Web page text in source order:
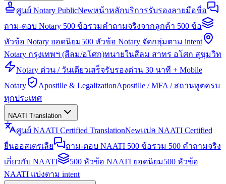
ศูนย์ Notary PublicNewหน้าหลักบริการรับรองลายมือชื่อ
ถาม-ตอบ Notary 500 ข้อรวมคำถามจริงจากลูกค้า 500 ข้อ
หัวข้อ Notary ยอดนิยม500 หัวข้อ Notary จัดกลุ่มตาม intent
Notary กรุงเทพฯ (สีลม/อโศก)ทนายในสีลม สาทร อโศก สุขุมวิท
Notary ด่วน / วันเดียวเสร็จรับรองด่วน 30 นาที + Mobile
Notary
Apostille & LegalizationApostille / MFA / สถานทูตครบ
ทุกประเทศ
NAATI Translation
ศูนย์ NAATI Certified TranslationNewแปล NAATI Certified
ยื่นออสเตรเลีย
ถาม-ตอบ NAATI 500 ข้อรวม 500 คำถามจริง
เกี่ยวกับ NAATI
500 หัวข้อ NAATI ยอดนิยม500 หัวข้อ
NAATI แบ่งตาม intent